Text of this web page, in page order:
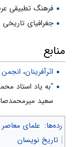
فرهنگ تطبیقى
جغرافیاى تاریخى
منابع
اثرآفرینان،
"به ياد استاد
سعيد ميرمحمدصادق، بهار
رده‌ها: علمای معاصر
تاریخ نویسان